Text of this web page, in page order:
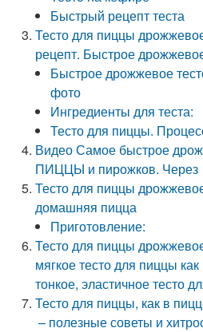
Быстрый рецепт теста
Тесто для пиццы
рецепт. Быстрое
Быстрое дрожжевое
фото
Ингредиенты для теста:
Тесто для пиццы.
Видео Самое быстрое
ПИЦЦЫ и пирожков. Через
Тесто для пиццы
домашняя пицца
Приготовление:
Тесто для пиццы
мягкое тесто для пиццы
тонкое, эластичное тесто
Тесто для пиццы, как в
– полезные советы и